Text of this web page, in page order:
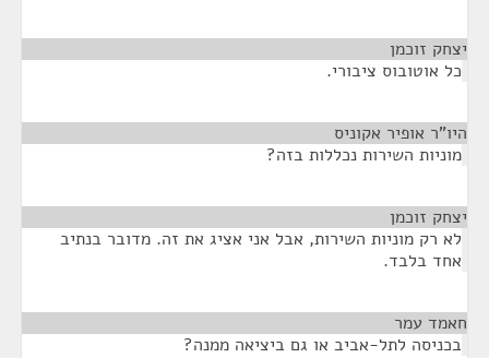
יצחק זוכמן
כל אוטובוס ציבורי.
היו"ר אופיר אקוניס
מוניות השירות נכללות בזה?
יצחק זוכמן
לא רק מוניות השירות, אבל אני אציג את זה. מדובר בנתיב
אחד בלבד.
חאמד עמר
בכניסה לתל-אביב או גם ביציאה ממנה?